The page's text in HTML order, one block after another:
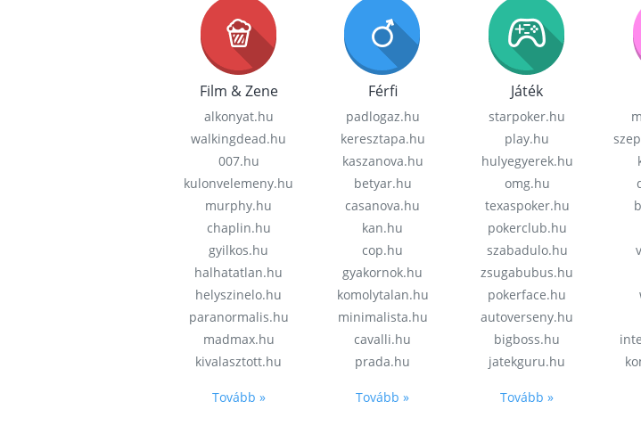
Film & Zene
alkonyat.hu
walkingdead.hu
007.hu
kulonvelemeny.hu
murphy.hu
chaplin.hu
gyilkos.hu
halhatatlan.hu
helyszinelo.hu
paranormalis.hu
madmax.hu
kivalasztott.hu
Tovább »
Férfi
padlogaz.hu
keresztapa.hu
kaszanova.hu
betyar.hu
casanova.hu
kan.hu
cop.hu
gyakornok.hu
komolytalan.hu
minimalista.hu
cavalli.hu
prada.hu
Tovább »
Játék
starpoker.hu
play.hu
hulyegyerek.hu
omg.hu
texaspoker.hu
pokerclub.hu
szabadulo.hu
zsugabubus.hu
pokerface.hu
autoverseny.hu
bigboss.hu
jatekguru.hu
Tovább »